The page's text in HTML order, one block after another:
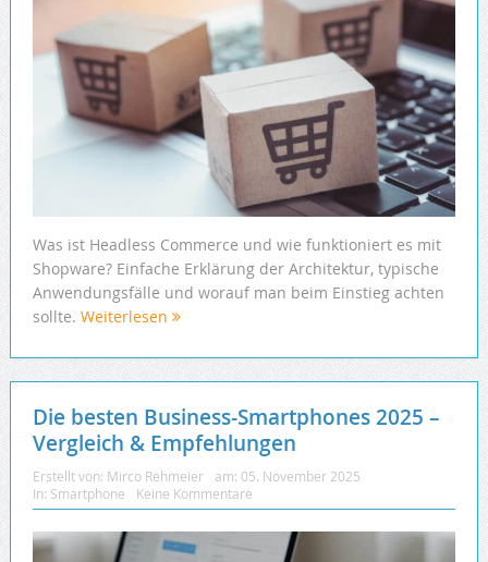
Was ist Headless Commerce und wie funktioniert es mit
Shopware? Einfache Erklärung der Architektur, typische
Anwendungsfälle und worauf man beim Einstieg achten
sollte. Weiterlesen
Die besten Business-Smartphones 2025 –
Vergleich & Empfehlungen
Erstellt von: Mirco Rehmeier am: 05. November 2025
In: Smartphone Keine Kommentare